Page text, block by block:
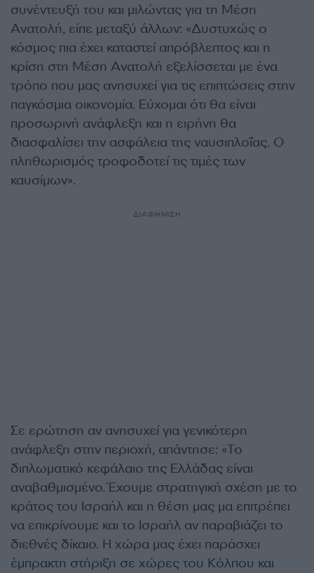
συνέντευξή του και μιλώντας για τη Μέση
Ανατολή, είπε μεταξύ άλλων: «Δυστυχώς ο
κόσμος πια έχει καταστεί απρόβλεπτος και η
κρίση στη Μέση Ανατολή εξελίσσεται με ένα
τρόπο που μας ανησυχεί για τις επιπτώσεις στην
παγκόσμια οικονομία. Εύχομαι ότι θα είναι
προσωρινή ανάφλεξη και η ειρήνη θα
διασφαλίσει την ασφάλεια της ναυσιπλοΐας. Ο
πληθωρισμός τροφοδοτεί τις τιμές των
καυσίμων».
ΔΙΑΦΗΜΙΣΗ
Σε ερώτηση αν ανησυχεί για γενικότερη
ανάφλεξη στην περιοχή, απάντησε: «Το
διπλωματικό κεφάλαιο της Ελλάδας είναι
αναβαθμισμένο. Έχουμε στρατηγική σχέση με το
κράτος του Ισραήλ και η θέση μας μα επιτρέπει
να επικρίνουμε και το Ισραήλ αν παραβιάζει το
διεθνές δίκαιο. Η χώρα μας έχει παράσχει
έμπρακτη στήριξη σε χώρες του Κόλπου και